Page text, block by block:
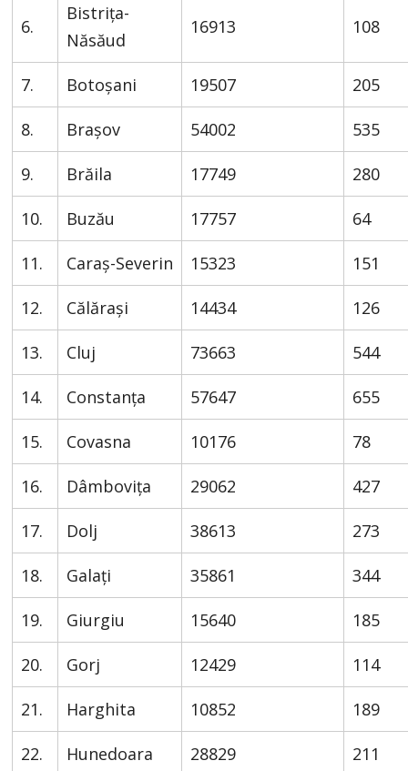
6.
Bistrița-
Năsăud
16913 108
7. Botoșani 19507 205
8. Brașov 54002 535
9. Brăila 17749 280
10. Buzău 17757 64
11. Caraș-Severin 15323 151
12. Călărași 14434 126
13. Cluj 73663 544
14. Constanța 57647 655
15. Covasna 10176 78
16. Dâmbovița 29062 427
17. Dolj 38613 273
18. Galați 35861 344
19. Giurgiu 15640 185
20. Gorj 12429 114
21. Harghita 10852 189
22. Hunedoara 28829 211